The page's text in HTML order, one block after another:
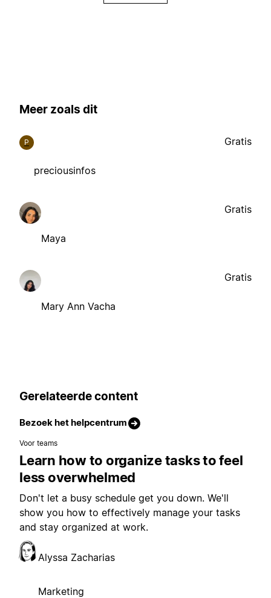
Meer zoals dit
P
preciousinfos
Gratis
Maya
Gratis
Mary Ann Vacha
Gratis
Gerelateerde content
Bezoek het helpcentrum
Voor teams
Learn how to organize tasks to feel
less overwhelmed
Don't let a busy schedule get you down. We'll
show you how to effectively manage your tasks
and stay organized at work.
Alyssa Zacharias
Marketing